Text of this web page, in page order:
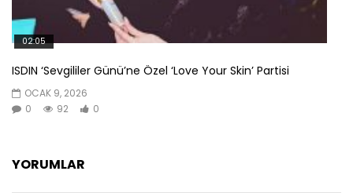
02:05
ISDIN ‘Sevgililer Günü’ne Özel ‘Love Your Skin’ Partisi
OCAK 9, 2026
0
92 0
YORUMLAR